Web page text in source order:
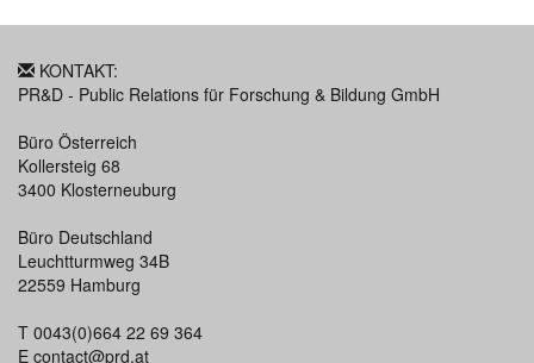
KONTAKT:
PR&D - Public Relations für Forschung & Bildung GmbH
Büro Österreich
Kollersteig 68
3400 Klosterneuburg
Büro Deutschland
Leuchtturmweg 34B
22559 Hamburg
T 0043(0)664 22 69 364
E contact@prd.at